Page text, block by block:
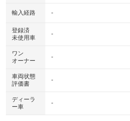
輸入経路 -
登録済
未使用車
-
ワン
オーナー
-
車両状態
評価書
-
ディーラ
ー車
-